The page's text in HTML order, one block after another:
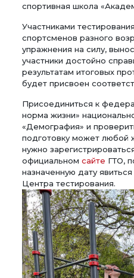
спортивная школа
Участниками
спортсменов разного
упражнения на силу,
участники достойно
результатам итоговых
будет присвоен
Присоединиться к
норма жизни»
«Демография» и
подготовку может любой
нужно
официальном сайте ГТО,
назначенную дату
Центра тестирования.